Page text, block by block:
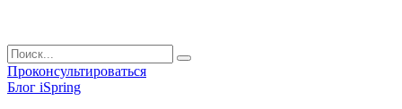
Проконсультироваться
Блог iSpring